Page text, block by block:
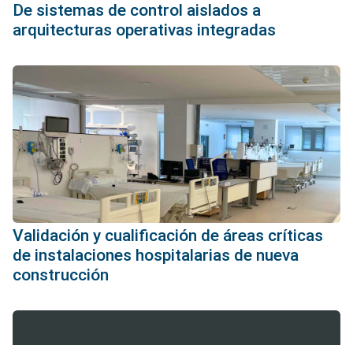
De sistemas de control aislados a
arquitecturas operativas integradas
Validación y cualificación de áreas críticas
de instalaciones hospitalarias de nueva
construcción